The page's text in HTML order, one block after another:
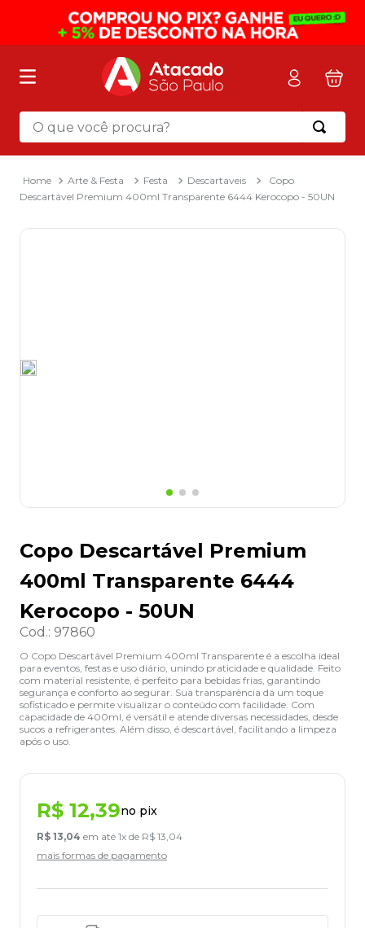
O que você procura?
Arte & Festa Festa Descartaveis
Copo
Descartável Premium 400ml Transparente 6444 Kerocopo - 50UN
Copo Descartável Premium
400ml Transparente 6444
Kerocopo - 50UN
Cod.: 97860
O Copo Descartável Premium 400ml Transparente é a escolha ideal
para eventos, festas e uso diário, unindo praticidade e qualidade. Feito
com material resistente, é perfeito para bebidas frias, garantindo
segurança e conforto ao segurar. Sua transparência dá um toque
sofisticado e permite visualizar o conteúdo com facilidade. Com
capacidade de 400ml, é versátil e atende diversas necessidades, desde
sucos a refrigerantes. Além disso, é descartável, facilitando a limpeza
após o uso.
R$ 12,39no pix
R$ 13,04 em até 1x de R$ 13,04
mais formas de pagamento
Termos mais buscados
mochila
2º sacola
3º mala
8